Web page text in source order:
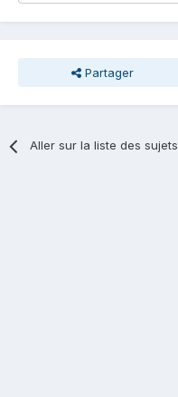
Partager
Aller sur la liste des sujets